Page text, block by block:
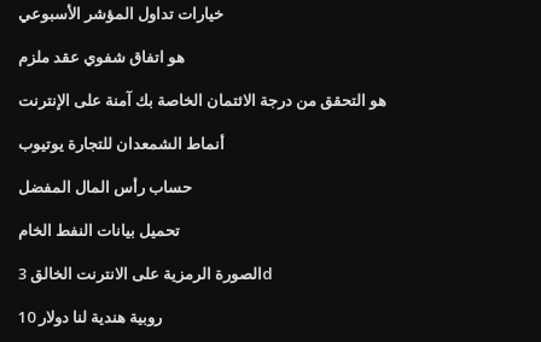
خيارات تداول المؤشر الأسبوعي
هو اتفاق شفوي عقد ملزم
هو التحقق من درجة الائتمان الخاصة بك آمنة على الإنترنت
أنماط الشمعدان للتجارة يوتيوب
حساب رأس المال المفضل
تحميل بيانات النفط الخام
الصورة الرمزية على الانترنت الخالق 3d
10 روبية هندية لنا دولار